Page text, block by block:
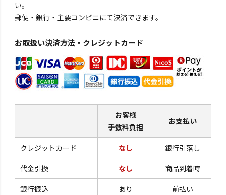
い。
郵便・銀行・主要コンビニにて決済できます。
お取扱い決済方法・クレジットカード
お客様
手数料負担
お支払い
クレジットカード なし 銀行引落し
代金引換 なし 商品到着時
銀行振込 あり 前払い